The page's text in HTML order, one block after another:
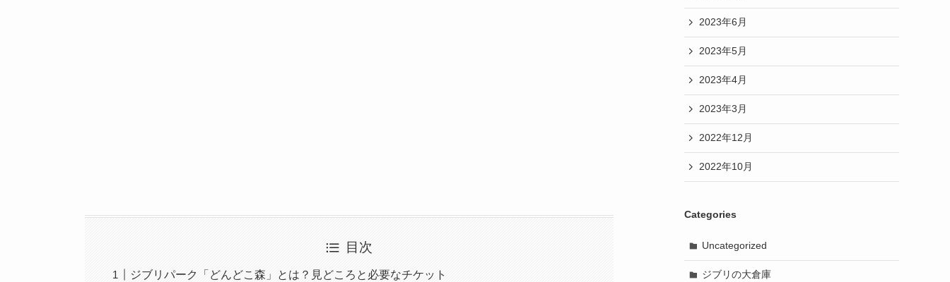
目次
ジブリパーク「どんどこ森」とは？見どころと必要なチケット
2023年6月
2023年5月
2023年4月
2023年3月
2022年12月
2022年10月
Categories
Uncategorized
ジブリの大倉庫